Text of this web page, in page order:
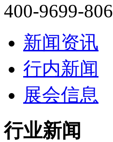
400-9699-806
新闻资讯
行内新闻
展会信息
行业新闻